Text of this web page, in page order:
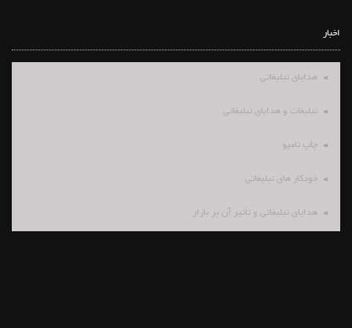
اخبار
هدایای تبلیغاتی
تبلیغات و هدایای تبلیغاتی
چاپ تامپو
خودکار های تبلیغاتی
هدایای تبلیغاتی و تأثیر آن بر بازار